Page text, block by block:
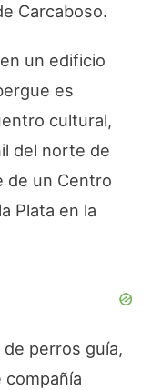
Carcaboso.
un edificio
es
cultural,
del norte de
de un Centro
Plata en la
perros guía,
compañía